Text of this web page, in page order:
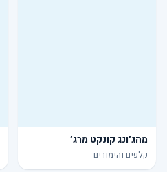
מהג׳ונג קונקט מרג׳
קלפים והימורים